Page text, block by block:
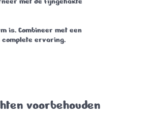
is. Combineer met een
ervaring.
voorbehouden